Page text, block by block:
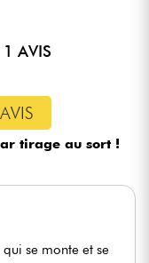
1 AVIS
tirage au sort !
se monte et se